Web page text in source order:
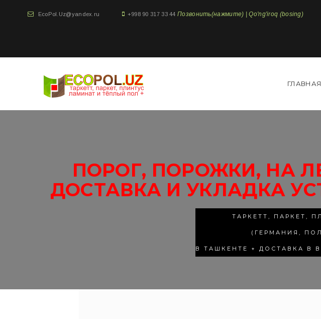
EcoPol.Uz@yandex.ru +998 90 317 33 44 Позвонить(нажмите) | Qo'ng'iroq (bosing)
ГЛАВНАЯ
ПОРОГ, ПОРОЖКИ, НА
ДОСТАВКА И УКЛАДКА
ТАРКЕТТ, ПАРКЕТ,
(ГЕРМАНИЯ,
В ТАШКЕНТЕ + ДОСТАВКА В